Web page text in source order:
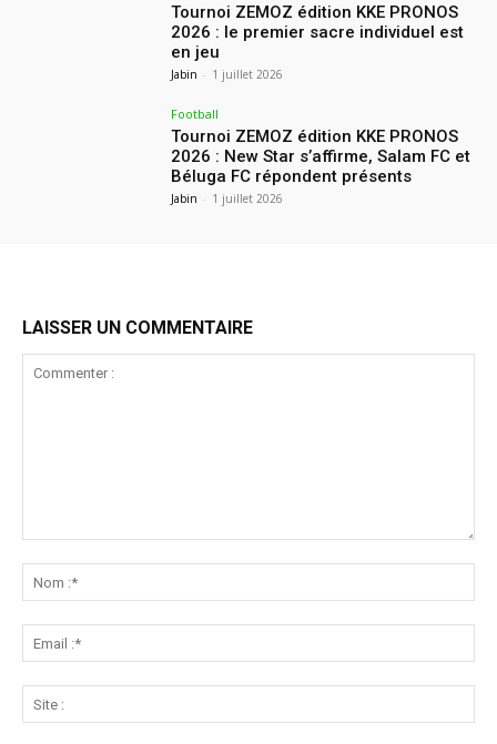
Tournoi ZEMOZ édition KKE PRONOS
2026 : le premier sacre individuel est
en jeu
Jabin - 1 juillet 2026
Football
Tournoi ZEMOZ édition KKE PRONOS
2026 : New Star s’affirme, Salam FC et
Béluga FC répondent présents
Jabin - 1 juillet 2026
LAISSER UN COMMENTAIRE
:*
:*
: